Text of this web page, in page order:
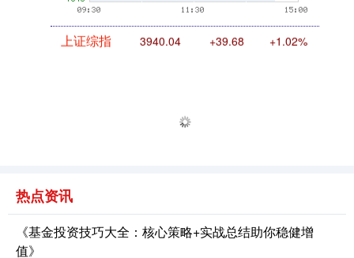
上证综指
深证成指 14311.01 +200.89 +1.42%
热点资讯
《基金投资技巧大全：核心策略+实战总结助你稳健增
值》